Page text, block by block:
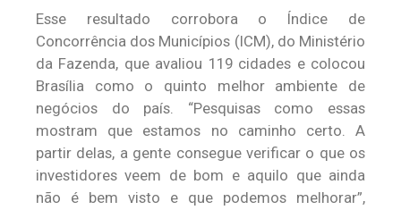
Esse resultado corrobora o Índice de
Concorrência dos Municípios (ICM), do Ministério
da Fazenda, que avaliou 119 cidades e colocou
Brasília como o quinto melhor ambiente de
negócios do país. “Pesquisas como essas
mostram que estamos no caminho certo. A
partir delas, a gente consegue verificar o que os
investidores veem de bom e aquilo que ainda
não é bem visto e que podemos melhorar”,